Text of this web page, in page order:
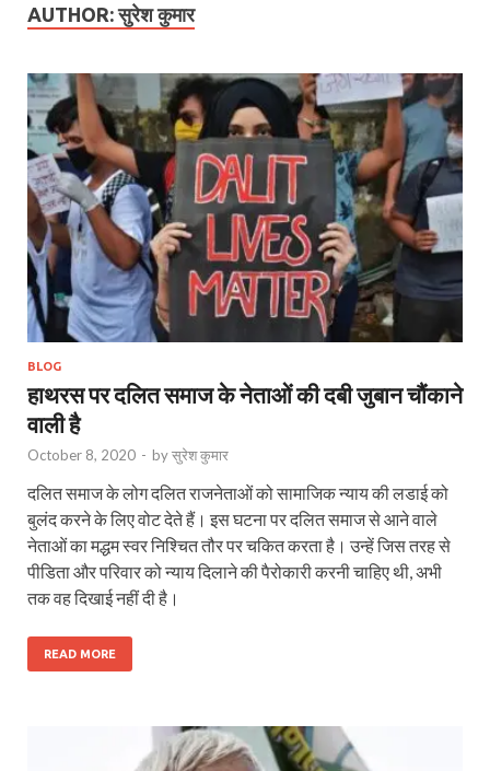
AUTHOR:सुरेश कुमार
BLOG
हाथरस पर दलित समाज के नेताओं की दबी जुबान चौंकाने
वाली है
October 8, 2020 - byसुरेश कुमार
दलित समाज के लोग दलित राजनेताओं को सामाजिक न्याय की लडाई को
बुलंद करने के लिए वोट देते हैं। इस घटना पर दलित समाज से आने वाले
नेताओं का मद्धम स्वर निश्चित तौर पर चकित करता है। उन्हें जिस तरह से
पीडिता और परिवार को न्याय दिलाने की पैरोकारी करनी चाहिए थी, अभी
तक वह दिखाई नहीं दी है।
READ MORE